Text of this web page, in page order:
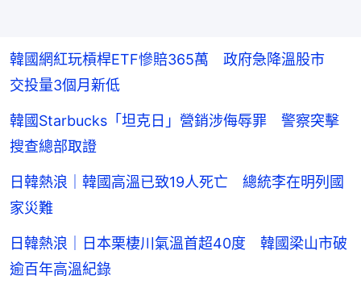
韓國網紅玩槓桿ETF慘賠365萬 政府急降溫股市
交投量3個月新低
韓國Starbucks「坦克日」營銷涉侮辱罪 警察突擊
搜查總部取證
日韓熱浪｜韓國高溫已致19人死亡 總統李在明列國
家災難
日韓熱浪｜日本栗棲川氣溫首超40度 韓國梁山市破
逾百年高溫紀錄